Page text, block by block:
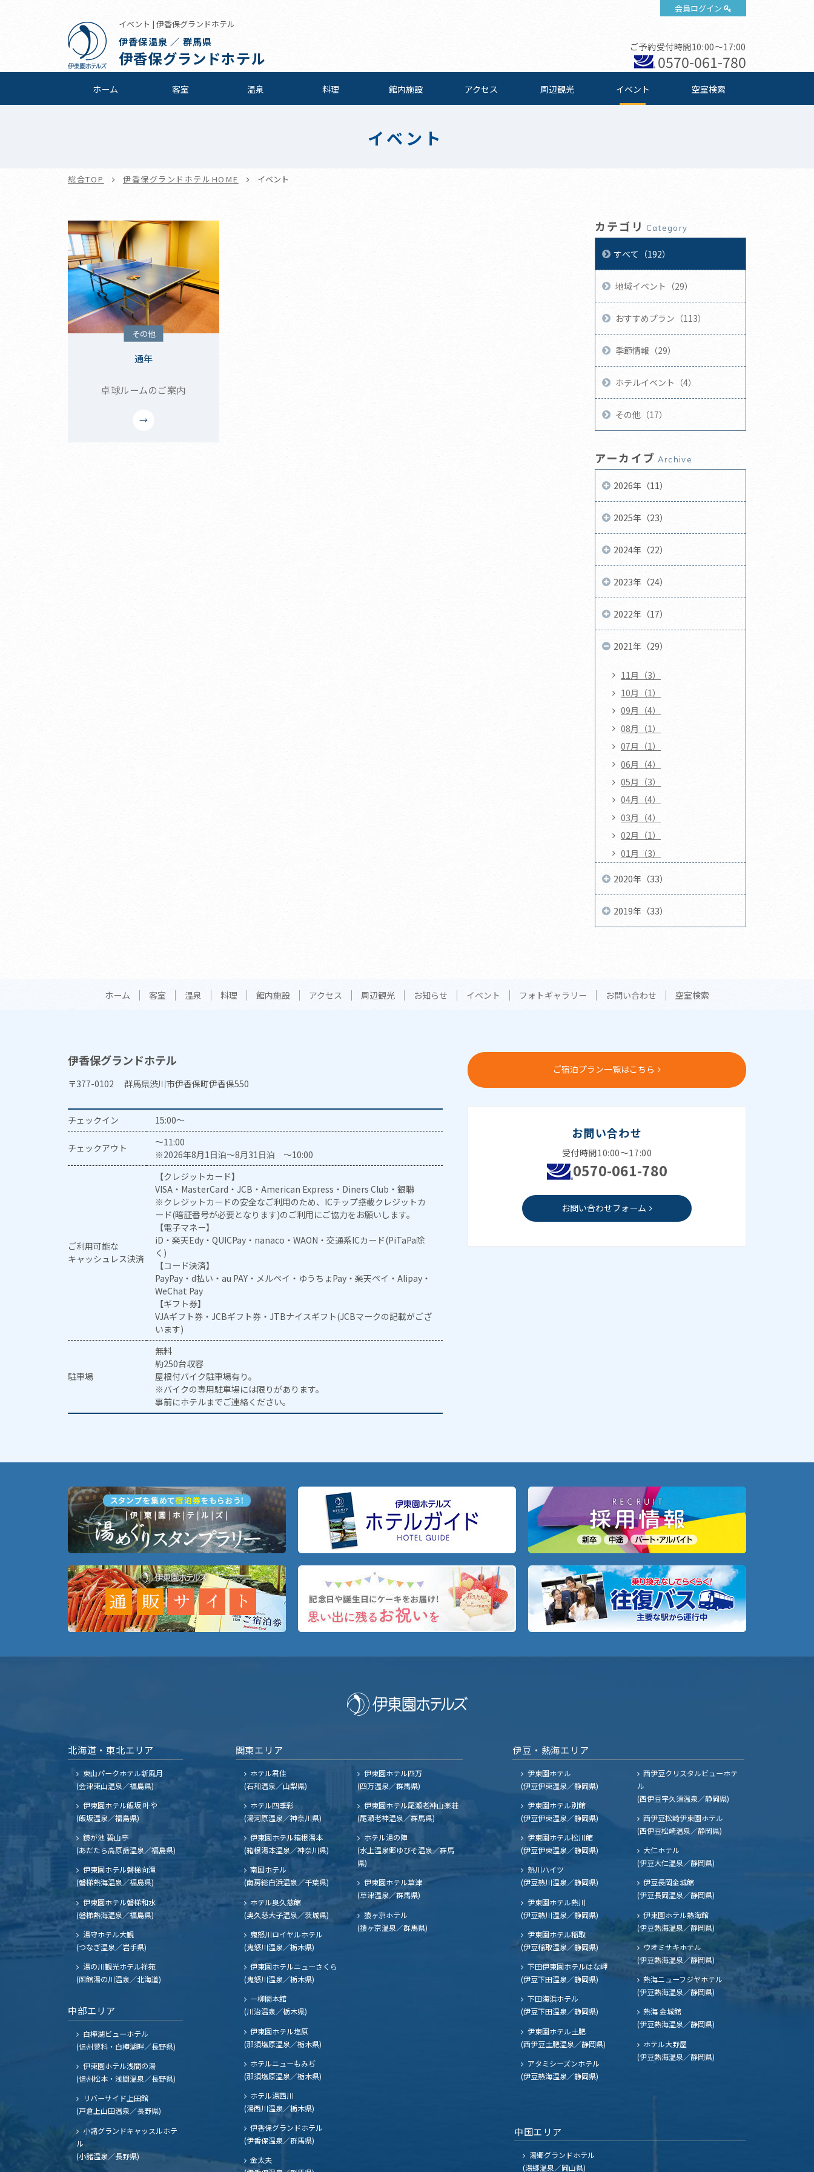
会員ログイン
イベント | 伊香保グランドホテル
伊香保温泉 ／ 群馬県
伊香保グランドホテル
ご予約受付時間10:00～17:00
0570-061-780
ホーム 客室 温泉 料理 館内施設 アクセス 周辺観光 イベント 空室検索
イベント
総合TOP 伊香保グランドホテルHOME イベント
その他
通年
卓球ルームのご案内
カテゴリ Category
すべて（192）
地域イベント（29）
おすすめプラン（113）
季節情報（29）
ホテルイベント（4）
その他（17）
アーカイブ Archive
2026年（11）
2025年（23）
2024年（22）
2023年（24）
2022年（17）
2021年（29）
11月（3）
10月（1）
09月（4）
08月（1）
07月（1）
06月（4）
05月（3）
04月（4）
03月（4）
02月（1）
01月（3）
2020年（33）
2019年（33）
ホーム 客室 温泉 料理 館内施設 アクセス 周辺観光 お知らせ イベント フォトギャラリー お問い合わせ 空室検索
伊香保グランドホテル
〒377-0102 群馬県渋川市伊香保町伊香保550
チェックイン 15:00～
チェックアウト
～11:00
※2026年8月1日泊～8月31日泊 ～10:00
ご利用可能な
キャッシュレス決済
【クレジットカード】
VISA・MasterCard・JCB・American Express・Diners Club・銀聯
※クレジットカードの安全なご利用のため、ICチップ搭載クレジットカ
ード(暗証番号が必要となります)のご利用にご協力をお願いします。
【電子マネー】
iD・楽天Edy・QUICPay・nanaco・WAON・交通系ICカード(PiTaPa除
く)
【コード決済】
PayPay・d払い・au PAY・メルペイ・ゆうちょPay・楽天ペイ・Alipay・
WeChat Pay
【ギフト券】
VJAギフト券・JCBギフト券・JTBナイスギフト(JCBマークの記載がござ
います)
駐車場
無料
約250台収容
屋根付バイク駐車場有り。
※バイクの専用駐車場には限りがあります。
事前にホテルまでご連絡ください。
ご宿泊プラン一覧はこちら
お問い合わせ
受付時間10:00～17:00
0570-061-780
お問い合わせフォーム
北海道・東北エリア
東山パークホテル新風月
(会津東山温泉／福島県)
伊東園ホテル飯坂 叶や
(飯坂温泉／福島県)
鏡が池 碧山亭
(あだたら高原岳温泉／福島県)
伊東園ホテル磐梯向滝
(磐梯熱海温泉／福島県)
伊東園ホテル磐梯和水
(磐梯熱海温泉／福島県)
湯守ホテル大観
(つなぎ温泉／岩手県)
湯の川観光ホテル祥苑
(函館湯の川温泉／北海道)
中部エリア
白樺湖ビューホテル
(信州蓼科・白樺湖畔／長野県)
伊東園ホテル浅間の湯
(信州松本・浅間温泉／長野県)
リバーサイド上田館
(戸倉上山田温泉／長野県)
小諸グランドキャッスルホテ
ル
(小諸温泉／長野県)
関東エリア
ホテル君佳
(石和温泉／山梨県)
ホテル四季彩
(湯河原温泉／神奈川県)
伊東園ホテル箱根湯本
(箱根湯本温泉／神奈川県)
南国ホテル
(南房総白浜温泉／千葉県)
ホテル奥久慈館
(奥久慈大子温泉／茨城県)
鬼怒川ロイヤルホテル
(鬼怒川温泉／栃木県)
伊東園ホテルニューさくら
(鬼怒川温泉／栃木県)
一柳閣本館
(川治温泉／栃木県)
伊東園ホテル塩原
(那須塩原温泉／栃木県)
ホテルニューもみぢ
(那須塩原温泉／栃木県)
ホテル湯西川
(湯西川温泉／栃木県)
伊香保グランドホテル
(伊香保温泉／群馬県)
金太夫
伊東園ホテル四万
(四万温泉／群馬県)
伊東園ホテル尾瀬老神山楽荘
(尾瀬老神温泉／群馬県)
ホテル湯の陣
(水上温泉郷ゆびそ温泉／群馬
県)
伊東園ホテル草津
(草津温泉／群馬県)
猿ヶ京ホテル
(猿ヶ京温泉／群馬県)
伊豆・熱海エリア
伊東園ホテル
(伊豆伊東温泉／静岡県)
伊東園ホテル別館
(伊豆伊東温泉／静岡県)
伊東園ホテル松川館
(伊豆伊東温泉／静岡県)
熱川ハイツ
(伊豆熱川温泉／静岡県)
伊東園ホテル熱川
(伊豆熱川温泉／静岡県)
伊東園ホテル稲取
(伊豆稲取温泉／静岡県)
下田伊東園ホテルはな岬
(伊豆下田温泉／静岡県)
下田海浜ホテル
(伊豆下田温泉／静岡県)
伊東園ホテル土肥
(西伊豆土肥温泉／静岡県)
西伊豆クリスタルビューホテ
ル
(西伊豆宇久須温泉／静岡県)
西伊豆松崎伊東園ホテル
(西伊豆松崎温泉／静岡県)
大仁ホテル
(伊豆大仁温泉／静岡県)
伊豆長岡金城館
(伊豆長岡温泉／静岡県)
伊東園ホテル熱海館
(伊豆熱海温泉／静岡県)
ウオミサキホテル
(伊豆熱海温泉／静岡県)
熱海ニューフジヤホテル
(伊豆熱海温泉／静岡県)
熱海 金城館
(伊豆熱海温泉／静岡県)
ホテル大野屋
(伊豆熱海温泉／静岡県)
アタミシーズンホテル
(伊豆熱海温泉／静岡県)
中国エリア
湯郷グランドホテル
(湯郷温泉／岡山県)